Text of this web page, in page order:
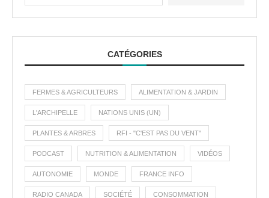
CATÉGORIES
FERMES & AGRICULTEURS ALIMENTATION & JARDIN
L'ARCHIPELLE NATIONS UNIS (UN)
PLANTES & ARBRES RFI - "C'EST PAS DU VENT"
PODCAST NUTRITION & ALIMENTATION VIDÉOS
AUTONOMIE MONDE FRANCE INFO
RADIO CANADA SOCIÉTÉ CONSOMMATION